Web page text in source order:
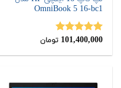
OmniBook 5 16-bc1
نمره5.00
101,400,000 تومان